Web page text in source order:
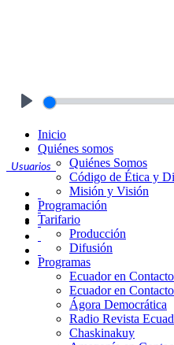
Usuarios
Inicio
Quiénes somos
Quiénes Somos
Código de Ética y
Misión y Visión
Programación
Tarifario
Producción
Difusión
Programas
Ecuador en
Ecuador en
Ágora Democrática
Radio Revista
Chaskinakuy